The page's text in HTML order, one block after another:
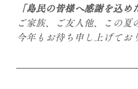
「島民の皆様へ感謝を込め
ご家族、ご友人他、この夏
今年もお待ち申し上げてお